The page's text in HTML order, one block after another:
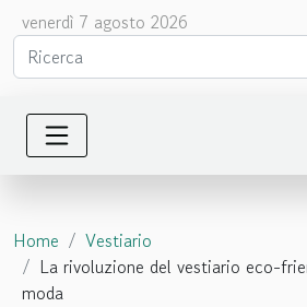
venerdì 7 agosto 2026
Home
Vestiario
La rivoluzione del vestiario eco-
moda